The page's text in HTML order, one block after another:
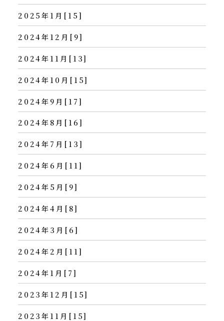
2025年1月[15]
2024年12月[9]
2024年11月[13]
2024年10月[15]
2024年9月[17]
2024年8月[16]
2024年7月[13]
2024年6月[11]
2024年5月[9]
2024年4月[8]
2024年3月[6]
2024年2月[11]
2024年1月[7]
2023年12月[15]
2023年11月[15]